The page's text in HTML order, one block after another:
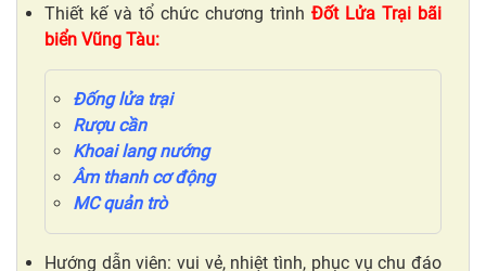
Thiết kế và tổ chức chương trình Đốt Lửa Trại bãi
biển Vũng Tàu:
Đống lửa trại
Rượu cần
Khoai lang nướng
Âm thanh cơ động
MC quản trò
Hướng dẫn viên: vui vẻ, nhiệt tình, phục vụ chu đáo